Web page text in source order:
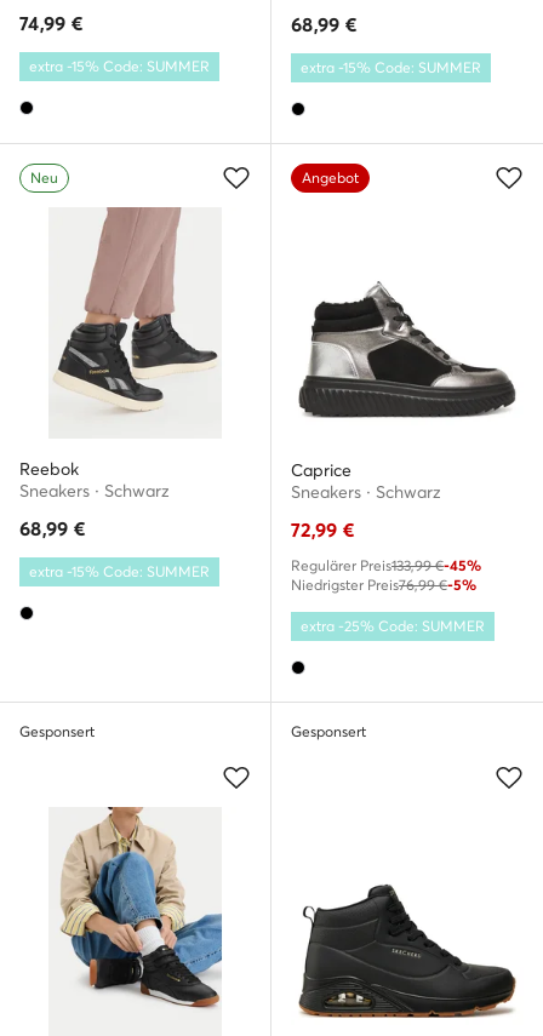
74,99 €
extra -15% Code: SUMMER
68,99 €
extra -15% Code: SUMMER
Neu
Reebok
Sneakers · Schwarz
68,99 €
extra -15% Code: SUMMER
Angebot
Caprice
Sneakers · Schwarz
72,99 €
Regulärer Preis133,99 €-45%
Niedrigster Preis76,99 €-5%
extra -25% Code: SUMMER
Gesponsert Gesponsert